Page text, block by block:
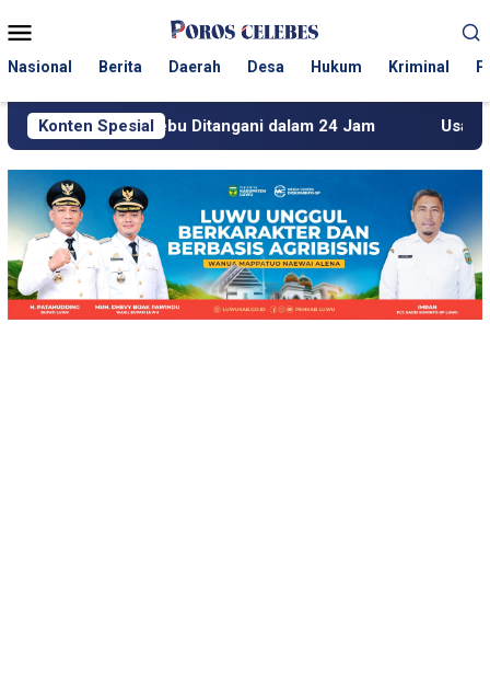
ke
Mobile
Nasional Berita Daerah Desa Hukum Kriminal
Konten Spesial
Ditangani dalam 24 Jam Usai Beritakan Tambang